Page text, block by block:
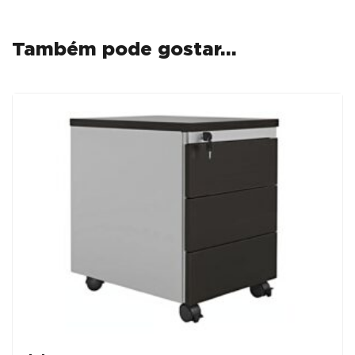
Também pode gostar…